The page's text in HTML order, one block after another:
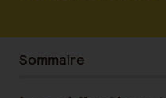
Sommaire